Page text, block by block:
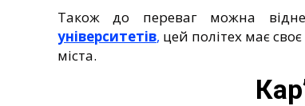
Також до переваг можна
університетів, цей політех має
міста.